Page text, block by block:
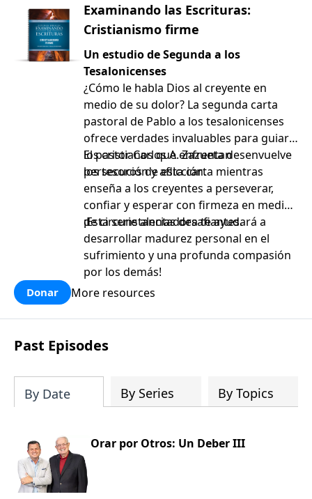
Examinando las Escrituras:
Cristianismo firme
Un estudio de Segunda a los
Tesalonicenses
¿Cómo le habla Dios al creyente en
medio de su dolor? La segunda carta
pastoral de Pablo a los tesalonicenses
ofrece verdades invaluables para guiar a
los cristianos que enfrentan
persecución y aflicción.
El pastor Carlos A. Zazueta desenvuelve
los tesoros de esta carta mientras
enseña a los creyentes a perseverar,
confiar y esperar con firmeza en medio
de circunstancias desafiantes.
¡Esta serie alentadora te ayudará a
desarrollar madurez personal en el
sufrimiento y una profunda compasión
por los demás!
Donar More resources
Past Episodes
By Date By Series By Topics
Orar por Otros: Un Deber III